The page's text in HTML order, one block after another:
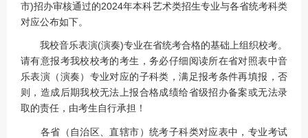
市)招办审核通过的2024年本科艺术类招生专业与各省统考科类
对应公布如下。
我校音乐表演(演奏)专业在省统考合格的基础上组织校考。
请有意报考我校校考的考生，务必仔细阅读所在省对照表中音
乐表演（演奏）专业对应的子科类，满足报考条件再填报，否
则，造成后期我校无法上报合格成绩给省级招办备案或无法录
取的责任，由考生自行承担！
各省（自治区、直辖市）统考子科类对应表中，专业考试